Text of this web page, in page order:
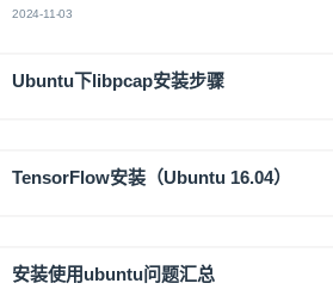
2024-11-03
Ubuntu下libpcap安装步骤
TensorFlow安装（Ubuntu 16.04）
安装使用ubuntu问题汇总